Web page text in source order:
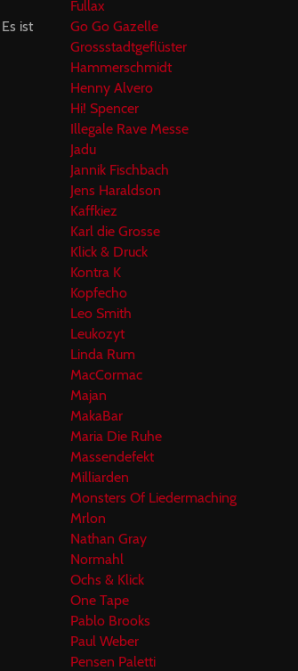
ist
Fullax
Go Go Gazelle
Grossstadtgeflüster
Hammerschmidt
Henny Alvero
Hi! Spencer
Illegale Rave Messe
Jadu
Jannik Fischbach
Jens Haraldson
Kaffkiez
Karl die Grosse
Klick & Druck
Kontra K
Kopfecho
Leo Smith
Leukozyt
Linda Rum
MacCormac
Majan
MakaBar
Maria Die Ruhe
Massendefekt
Milliarden
Monsters Of Liedermaching
Mrlon
Nathan Gray
Normahl
Ochs & Klick
One Tape
Pablo Brooks
Paul Weber
Pensen Paletti